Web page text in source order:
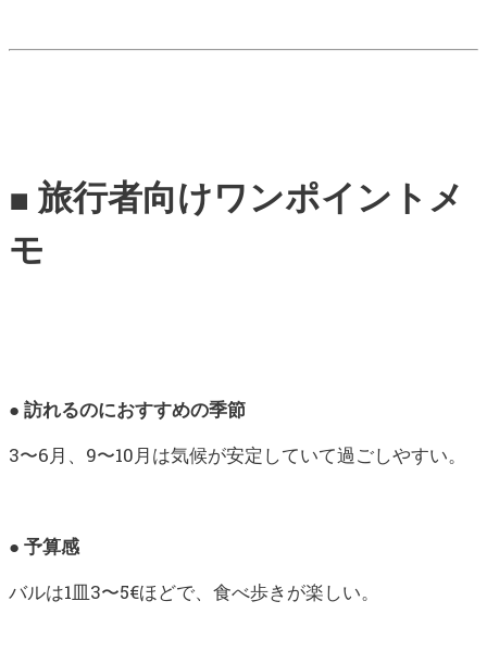
■ 旅行者向けワンポイントメ
モ
● 訪れるのにおすすめの季節
3〜6月、9〜10月は気候が安定していて過ごしやすい。
● 予算感
バルは1皿3〜5€ほどで、食べ歩きが楽しい。